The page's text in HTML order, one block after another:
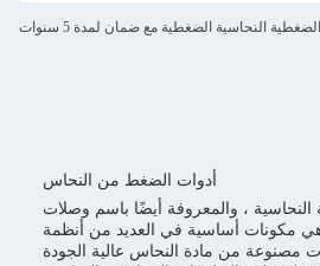
مع ضمان لمدة 5 سنوات
أدوات الضغط من النحاس
أيضًا باسم وصلات
في العديد من أنظمة
النحاس عالية الجودة